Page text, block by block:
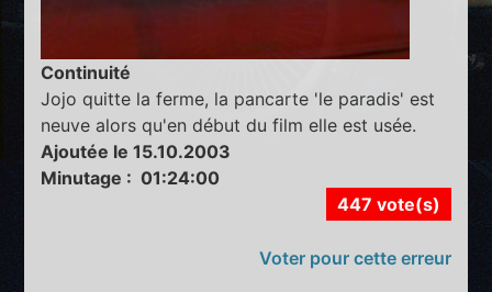
Continuité
Jojo quitte la ferme, la pancarte 'le paradis' est
neuve alors qu'en début du film elle est usée.
Ajoutée le 15.10.2003
Minutage : 01:24:00
447 vote(s)
Voter pour cette erreur